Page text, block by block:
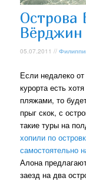
Острова
Вёрджин
05.07.2011 //
Если недалеко
курорта есть
пляжами, то
прыг скок, с
такие туры на
хопили по
самостоятельно
Алона
заезд на два